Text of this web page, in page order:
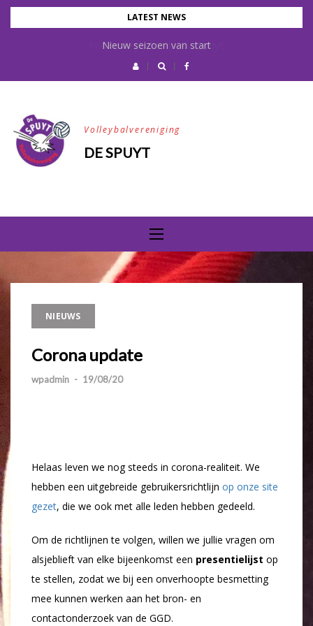
Skip
LATEST NEWS
Kom volleyballen bij De Spuyt!
Nieuw seizoen van start
Volleybalvereniging
DE SPUYT
NIEUWS
Corona update
wpadmin - 19/08/20
Helaas leven we nog steeds in corona-realiteit. We
hebben een uitgebreide gebruikersrichtlijn op onze site
gezet, die we ook met alle leden hebben gedeeld.
Om de richtlijnen te volgen, willen we jullie vragen om
alsjeblieft van elke bijeenkomst een presentielijst op
te stellen, zodat we bij een onverhoopte besmetting
mee kunnen werken aan het bron- en
contactonderzoek van de GGD.